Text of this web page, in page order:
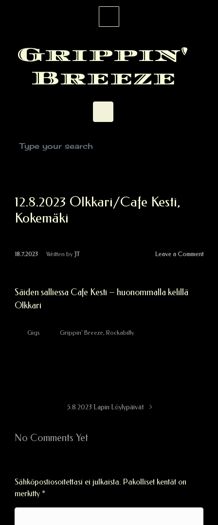
Grippin'
Breeze
12.8.2023 Olkkari/Cafe Kesti,
Kokemäki
18.7.2023 Written by JT Leave a Comment
Säiden salliessa Cafe Kesti – huonommalla kelillä
Olkkari
Gigs Grippin' Breeze,Rockabilly
5.8.2023 Lapin Löylypäivät
No Comments Yet
Sähköpostiosoitettasi ei julkaista. Pakolliset kentät on
merkitty *